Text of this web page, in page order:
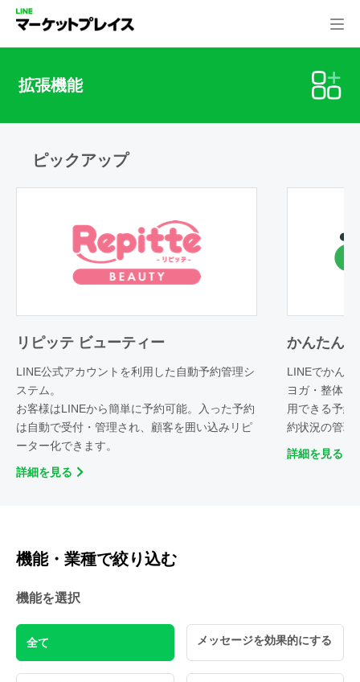
拡張機能
ピックアップ
リピッテ ビューティー
LINE公式アカウントを利用した自動予約管理シ
ステム。
お客様はLINEから簡単に予約可能。入った予約
は自動で受付・管理され、顧客を囲い込みリピ
ーター化できます。
詳細を見る
かんたん
LINEでかん
ヨガ・整体・
用できる予約
約状況の管理
詳細を見る
機能・業種で絞り込む
機能を選択
全て メッセージを効果的にする